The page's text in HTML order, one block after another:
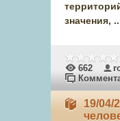
значения,
662
19/04/